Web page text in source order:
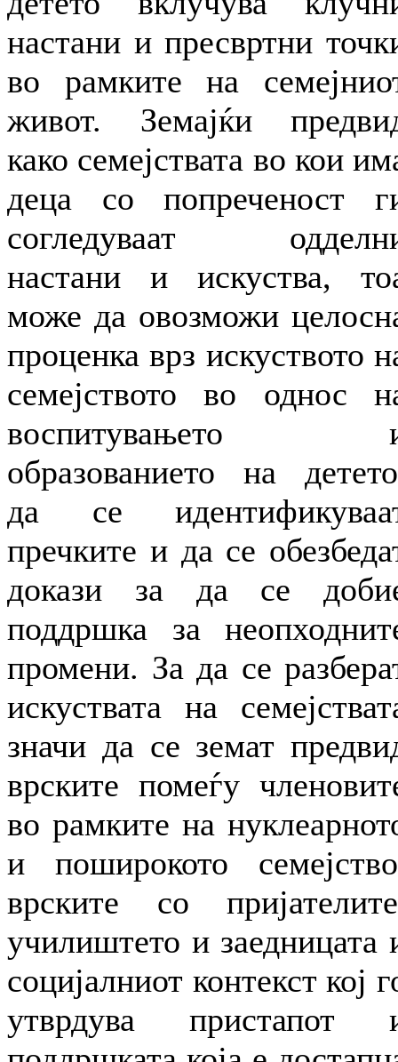
настани и пресвртни
во рамките на
живот. Земајќи
како семејствата во кои
деца со попреченост
согледуваат
настани и искуства,
може да овозможи
проценка врз искуството
семејството во однос
воспитувањето
образованието на
да се
пречките и да се
докази за да се
поддршка за
промени. За да се
искуствата на
значи да се земат
врските помеѓу
во рамките на
и поширокото
врските со
училиштето и заедницата
социјалниот контекст кој
утврдува пристапот